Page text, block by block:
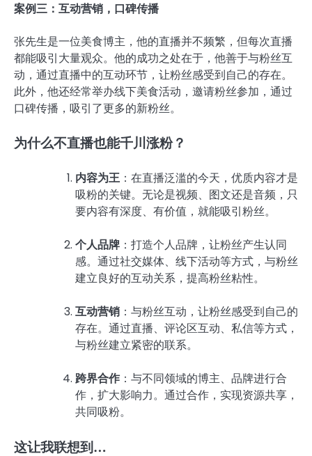
案例三：互动营销，口碑传播
张先生是一位美食博主，他的直播并不频繁，但每次直播
都能吸引大量观众。他的成功之处在于，他善于与粉丝互
动，通过直播中的互动环节，让粉丝感受到自己的存在。
此外，他还经常举办线下美食活动，邀请粉丝参加，通过
口碑传播，吸引了更多的新粉丝。
为什么不直播也能千川涨粉？
内容为王 ：在直播泛滥的今天，优质内容才是
吸粉的关键。无论是视频、图文还是音频，只
要内容有深度、有价值，就能吸引粉丝。
个人品牌 ：打造个人品牌，让粉丝产生认同
感。通过社交媒体、线下活动等方式，与粉丝
建立良好的互动关系，提高粉丝粘性。
互动营销 ：与粉丝互动，让粉丝感受到自己的
存在。通过直播、评论区互动、私信等方式，
与粉丝建立紧密的联系。
跨界合作 ：与不同领域的博主、品牌进行合
作，扩大影响力。通过合作，实现资源共享，
共同吸粉。
这让我联想到…